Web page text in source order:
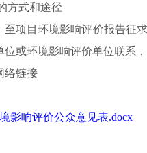
式和途径
目环境影响评价报告征求
或环境影响评价单位联系
链接
影响评价公众意见表.docx